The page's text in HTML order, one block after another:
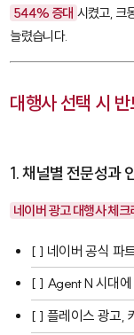
544% 증대 시켰고, 크
늘렸습니다.
대행사 선택 시
1. 채널별 전문성과
네이버 광고 대행사 체크
[ ] 네이버 공식 파
[ ] Agent N 시대에
[ ] 플레이스 광고,